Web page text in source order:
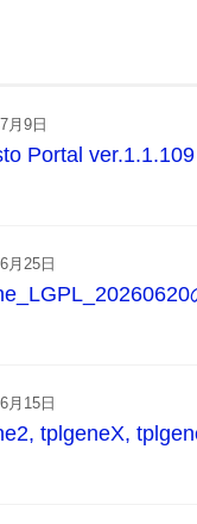
月9日
Portal
月25日
月15日
tplgeneX,